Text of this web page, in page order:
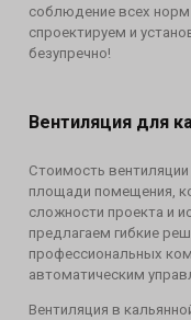
соблюдение всех
спроектируем и
безупречно!
Вентиляция для
Стоимость
площади помещения,
сложности проекта и
предлагаем гибкие
профессиональных
автоматическим
Вентиляция в